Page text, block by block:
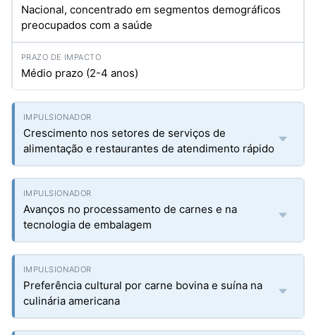
Nacional, concentrado em segmentos demográficos
preocupados com a saúde
Médio prazo (2-4 anos)
Crescimento nos setores de serviços de
alimentação e restaurantes de atendimento rápido
Avanços no processamento de carnes e na
tecnologia de embalagem
Preferência cultural por carne bovina e suína na
culinária americana